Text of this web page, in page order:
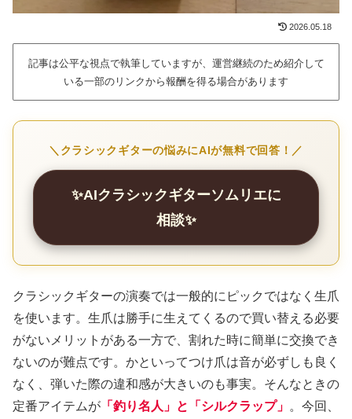
2026.05.18
記事は公平な視点で執筆していますが、運営継続のため紹介して
いる一部のリンクから報酬を得る場合があります
＼クラシックギターの悩みにAIが無料で回答！／
✨AIクラシックギターソムリエに
相談✨
クラシックギターの演奏では一般的にピックではなく生爪
を使います。生爪は勝手に生えてくるので買い替える必要
がないメリットがある一方で、割れた時に簡単に交換でき
ないのが難点です。かといってつけ爪は音が必ずしも良く
なく、弾いた際の違和感が大きいのも事実。そんなときの
定番アイテムが 「釣り名人」と「シルクラップ」 。今回、